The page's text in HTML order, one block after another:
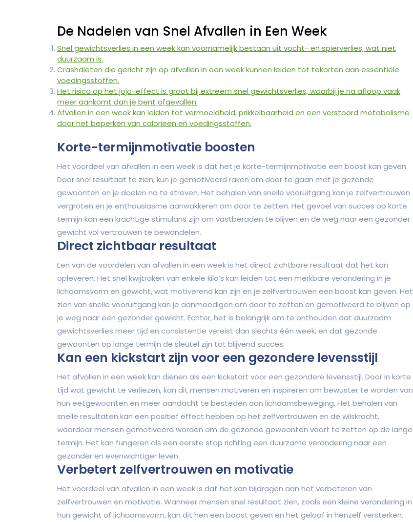
De Nadelen van Snel Afvallen in Een Week
Snel gewichtsverlies in een week kan voornamelijk bestaan uit vocht- en spierverlies, wat niet
duurzaam is.
Crashdiëten die gericht zijn op afvallen in een week kunnen leiden tot tekorten aan essentiële
voedingsstoffen.
Het risico op het jojo-effect is groot bij extreem snel gewichtsverlies, waarbij je na afloop vaak
meer aankomt dan je bent afgevallen.
Afvallen in een week kan leiden tot vermoeidheid, prikkelbaarheid en een verstoord metabolisme
door het beperken van calorieën en voedingsstoffen.
Korte-termijnmotivatie boosten
Het voordeel van afvallen in een week is dat het je korte-termijnmotivatie een boost kan geven.
Door snel resultaat te zien, kun je gemotiveerd raken om door te gaan met je gezonde
gewoonten en je doelen na te streven. Het behalen van snelle vooruitgang kan je zelfvertrouwen
vergroten en je enthousiasme aanwakkeren om door te zetten. Het gevoel van succes op korte
termijn kan een krachtige stimulans zijn om vastberaden te blijven en de weg naar een gezonder
gewicht vol vertrouwen te bewandelen.
Direct zichtbaar resultaat
Een van de voordelen van afvallen in een week is het direct zichtbare resultaat dat het kan
opleveren. Het snel kwijtraken van enkele kilo’s kan leiden tot een merkbare verandering in je
lichaamsvorm en gewicht, wat motiverend kan zijn en je zelfvertrouwen een boost kan geven. Het
zien van snelle vooruitgang kan je aanmoedigen om door te zetten en gemotiveerd te blijven op
je weg naar een gezonder gewicht. Echter, het is belangrijk om te onthouden dat duurzaam
gewichtsverlies meer tijd en consistentie vereist dan slechts één week, en dat gezonde
gewoonten op lange termijn de sleutel zijn tot blijvend succes.
Kan een kickstart zijn voor een gezondere levensstijl
Het afvallen in een week kan dienen als een kickstart voor een gezondere levensstijl. Door in korte
tijd wat gewicht te verliezen, kan dit mensen motiveren en inspireren om bewuster te worden van
hun eetgewoonten en meer aandacht te besteden aan lichaamsbeweging. Het behalen van
snelle resultaten kan een positief effect hebben op het zelfvertrouwen en de wilskracht,
waardoor mensen gemotiveerd worden om de gezonde gewoonten voort te zetten op de lange
termijn. Het kan fungeren als een eerste stap richting een duurzame verandering naar een
gezonder en evenwichtiger leven.
Verbetert zelfvertrouwen en motivatie
Het voordeel van afvallen in een week is dat het kan bijdragen aan het verbeteren van
zelfvertrouwen en motivatie. Wanneer mensen snel resultaat zien, zoals een kleine verandering in
hun gewicht of lichaamsvorm, kan dit hen een boost geven en het geloof in henzelf versterken.